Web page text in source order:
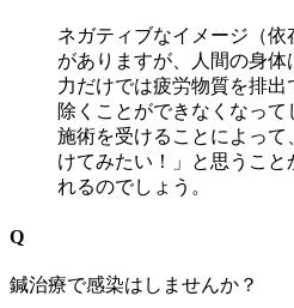
ネガティブなイメージ（
がありますが、人間の身
力だけでは疲労物質を排出
除くことができなくなって
施術を受けることによっ
けてみたい！」と思うこ
れるのでしょう。
Q
鍼治療で感染はしませんか？